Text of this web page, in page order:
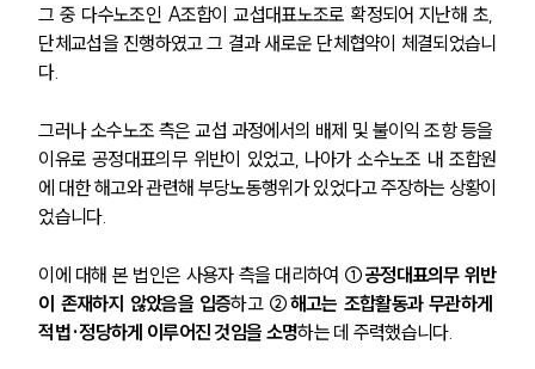
그 중 다수노조인 A조합이 교섭대표노조로 확정되어 지난해 초,
단체교섭을 진행하였고 그 결과 새로운 단체협약이 체결되었습니
다.
그러나 소수노조 측은 교섭 과정에서의 배제 및 불이익 조항 등을
이유로 공정대표의무 위반이 있었고, 나아가 소수노조 내 조합원
에 대한 해고와 관련해 부당노동행위가 있었다고 주장하는 상황이
었습니다.
이에 대해 본 법인은 사용자 측을 대리하여 ①공정대표의무 위반
이 존재하지 않았음을 입증하고 ②해고는 조합활동과 무관하게
적법·정당하게 이루어진 것임을 소명하는 데 주력했습니다.